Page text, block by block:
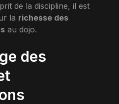
de la discipline, il est
la richesse des
au dojo.
des